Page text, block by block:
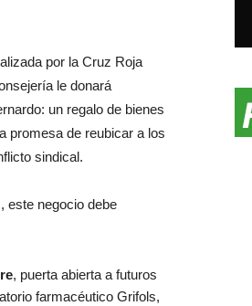
por la Cruz Roja
le donará
un regalo de bienes
promesa de reubicar a los
sindical.
este negocio debe
, puerta abierta a futuros
farmacéutico Grifols,